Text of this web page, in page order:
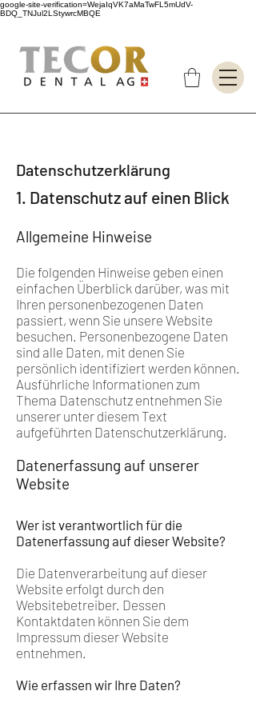
google-site-verification=WejaIqVK7aMaTwFL5mUdV-
BDQ_TNJul2LStywrcMBQE
Datenschutzerklärung
1. Datenschutz auf einen Blick
Allgemeine Hinweise
Die folgenden Hinweise geben einen
einfachen Überblick darüber, was mit
Ihren personenbezogenen Daten
passiert, wenn Sie unsere Website
besuchen. Personenbezogene Daten
sind alle Daten, mit denen Sie
persönlich identifiziert werden können.
Ausführliche Informationen zum
Thema Datenschutz entnehmen Sie
unserer unter diesem Text
aufgeführten Datenschutzerklärung.
Datenerfassung auf unserer
Website
Wer ist verantwortlich für die
Datenerfassung auf dieser Website?
Die Datenverarbeitung auf dieser
Website erfolgt durch den
Websitebetreiber. Dessen
Kontaktdaten können Sie dem
Impressum dieser Website
entnehmen.
Wie erfassen wir Ihre Daten?